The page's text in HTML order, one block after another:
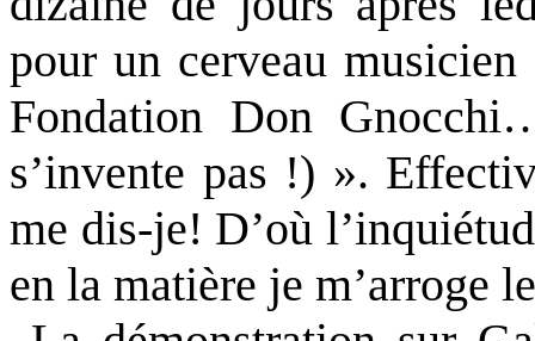
pour un cerveau
Fondation Don
s’invente pas !) ».
me dis-je! D’où
en la matière je